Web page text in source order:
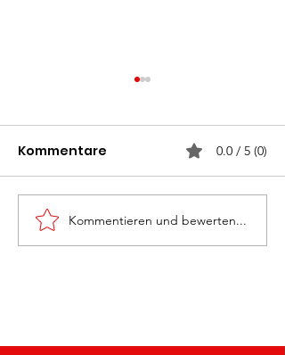
Monatsübung
„Personenrettung“ am
Kommentare 0.0 / 5 (0)
Kommentieren und bewerten...